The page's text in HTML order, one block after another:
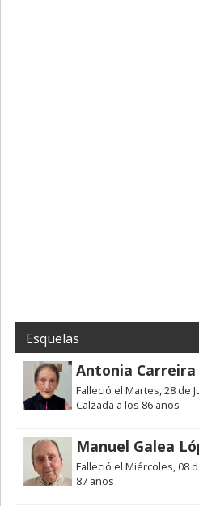
Esquelas
Antonia Carreira
Falleció el Martes, 28 de
Calzada a los 86 años
Manuel Galea
Falleció el Miércoles, 08
87 años